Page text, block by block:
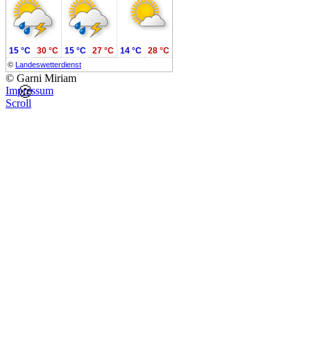
© Landeswetterdienst
15 °C 30 °C 15 °C 27 °C 14 °C 28 °C
© Garni Miriam
Impressum
Scroll
🍪